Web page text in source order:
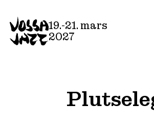
to
content
19.-21. mars
2027